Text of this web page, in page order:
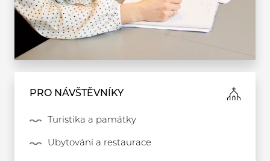
PRO NÁVŠTĚVNÍKY
Turistika a památky
Ubytování a restaurace